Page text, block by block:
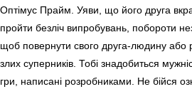
Оптімус Прайм. Уяви, що його друга
пройти безліч випробувань, побороти
щоб повернути свого друга-людину або
злих суперників. Тобі знадобиться
гри, написані розробниками. Не бійся